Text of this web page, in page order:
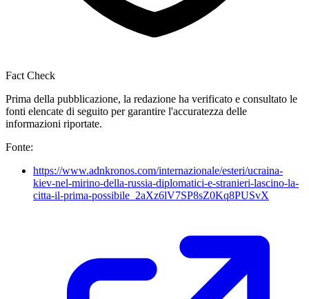
Fact Check
Prima della pubblicazione, la redazione ha verificato e consultato le
fonti elencate di seguito per garantire l'accuratezza delle
informazioni riportate.
Fonte:
https://www.adnkronos.com/internazionale/esteri/ucraina-
kiev-nel-mirino-della-russia-diplomatici-e-stranieri-lascino-la-
citta-il-prima-possibile_2aXz6lV7SP8sZ0Kq8PUSvX